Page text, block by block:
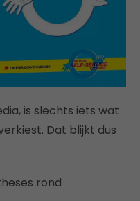
is slechts iets wat
Dat blijkt dus
rond